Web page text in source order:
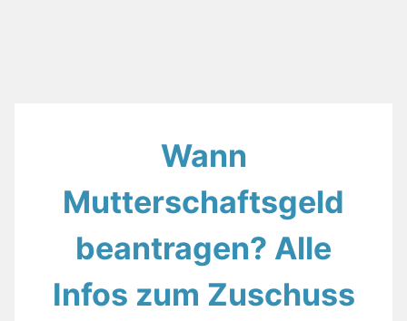
Wann
Mutterschaftsgeld
beantragen? Alle
Infos zum Zuschuss